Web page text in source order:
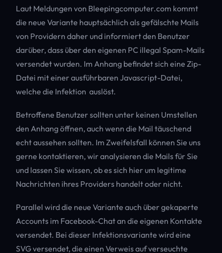
Laut Meldungen von Bleepingcomputer.com kommt
die neue Variante hauptsächlich als gefälschte Mails
von Providern daher und informiert den Benutzer
darüber, dass über den eigenen PC illegal Spam-Mails
versendet wurden. Im Anhang befindet sich eine Zip-
Datei mit einer ausführbaren Javascript-Datei,
welche die Infektion auslöst.
Betroffene Benutzer sollten unter keinen Umstellen
den Anhang öffnen, auch wenn die Mail täuschend
echt aussehen sollten. Im Zweifelsfall können Sie uns
gerne kontaktieren, wir analysieren die Mails für Sie
und lassen Sie wissen, ob es sich hier um legitime
Nachrichten ihres Providers handelt oder nicht.
Parallel wird die neue Variante auch über gekaperte
Accounts im Facebook-Chat an die eigenen Kontakte
versendet. Bei dieser Infektionsvariante wird eine
SVG versendet, die einen Verweis auf verseuchte